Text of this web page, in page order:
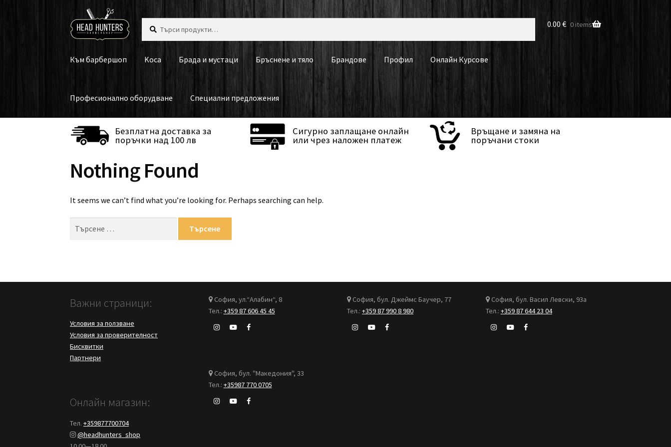
to
navigation
to
content
0.00€ 0 items
Към барбершоп Koca Брада и мустаци Бръснене и тяло Брандове Профил Онлайн Курсове
Професионално оборудване Специални предложения
Безплатна доставка за
поръчки над 100 лв
Сигурно заплащане онлайн
или чрез наложен платеж
Връщане и замяна на
поръчани стоки
Nothing Found
It seems we can’t find what you’re looking for. Perhaps searching can help.
Важни страници:
Условия за ползване
Условия за проверителност
Бисквитки
Партнери
Онлайн магазин:
Тел.+359877700704
@headhunters_shop
София, ул.“Алабин“, 8
Тел.: +359 87 606 45 45
София, бул. "Македония", 33
Тел.: +35987 770 0705
София, бул. Джеймс Баучер, 77
Тел.:+359 87 990 8 980
София, бул. Васил Левски, 93а
Тел.: +359 87 644 23 04